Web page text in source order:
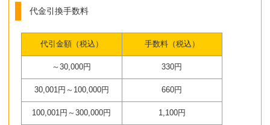
代金引換手数料
代引金額（税込） 手数料（税込）
～30,000円 330円
30,001円～100,000円 660円
100,001円～300,000円 1,100円